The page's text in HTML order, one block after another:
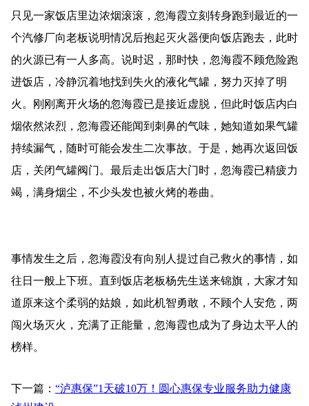
只见一家饭店里边浓烟滚滚，忽海霞立刻转身跑到最近的一
个汽修厂向老板说明情况后抱起灭火器便向饭店跑去，此时
的火源已有一人多高。说时迟，那时快，忽海霞不顾危险跑
进饭店，冷静沉着地找到失火的液化气罐，努力灭掉了明
火。刚刚离开火场的忽海霞已是接近虚脱，但此时饭店内白
烟依然浓烈，忽海霞还能闻到刺鼻的气味，她知道如果气罐
持续漏气，随时可能会发生二次事故。于是，她再次返回饭
店，关闭气罐阀门。最后走出饭店大门时，忽海霞已精疲力
竭，满身烟尘，不少头发也被火烤的卷曲。
事情发生之后，忽海霞没有向别人提过自己救火的事情，如
往日一般上下班。直到饭店老板杨先生送来锦旗，大家才知
道原来这个柔弱的姑娘，如此机智勇敢，不顾个人安危，两
闯火场灭火，充满了正能量，忽海霞也成为了身边太平人的
榜样。
下一篇： “泸惠保”1天破10万！圆心惠保专业服务助力健康